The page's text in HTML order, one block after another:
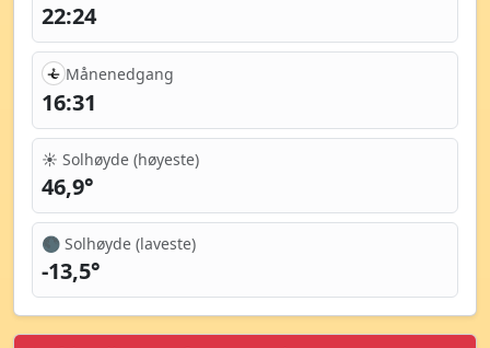
22:24
Månenedgang
16:31
☀️ Solhøyde (høyeste)
46,9°
🌑 Solhøyde (laveste)
-13,5°